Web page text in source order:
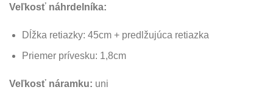
Veľkosť náhrdelníka:
Dĺžka retiazky: 45cm + predlžujúca retiazka
Priemer prívesku: 1,8cm
Veľkosť náramku: uni